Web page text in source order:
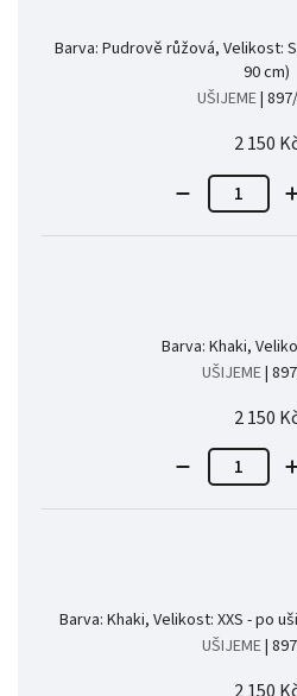
Barva: Pudrově růžová, Velikost:
90 cm)
UŠIJEME|
2 150
Barva: Khaki,
UŠIJEME|
2 150
Barva: Khaki, Velikost: XXS - po
UŠIJEME|